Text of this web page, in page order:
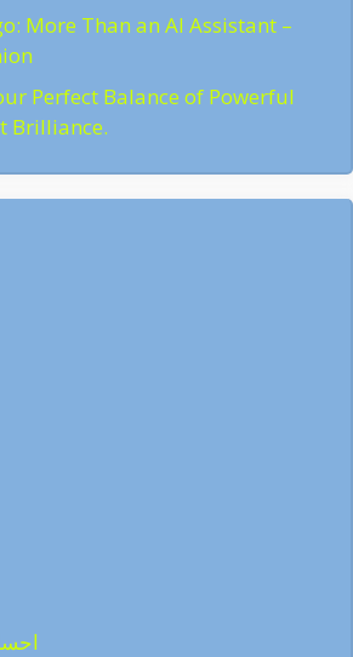
More Than an AI Assistant –
Perfect Balance of Powerful
Brilliance.